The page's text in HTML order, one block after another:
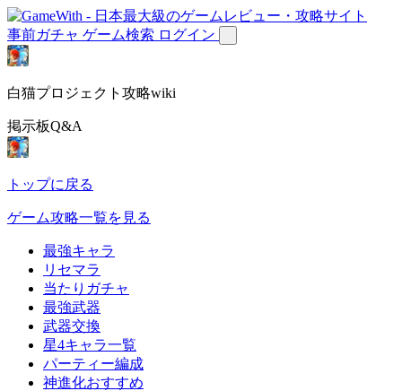
事前ガチャ ゲーム検索 ログイン
白猫プロジェクト攻略wiki
掲示板Q&A
トップに戻る
ゲーム攻略一覧を見る
最強キャラ
リセマラ
当たりガチャ
最強武器
武器交換
星4キャラ一覧
パーティー編成
神進化おすすめ